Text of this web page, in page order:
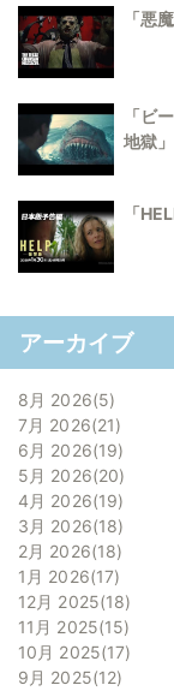
「悪
「ビ
地獄
「
アーカイブ
8月 2026 5
7月 2026 21
6月 2026 19
5月 2026 20
4月 2026 19
3月 2026 18
2月 2026 18
1月 2026 17
12月 2025 18
11月 2025 15
10月 2025 17
9月 2025 12